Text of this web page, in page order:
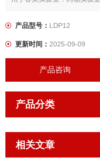
产品型号： LDP12
更新时间：2025-09-09
产品咨询
产品分类
相关文章